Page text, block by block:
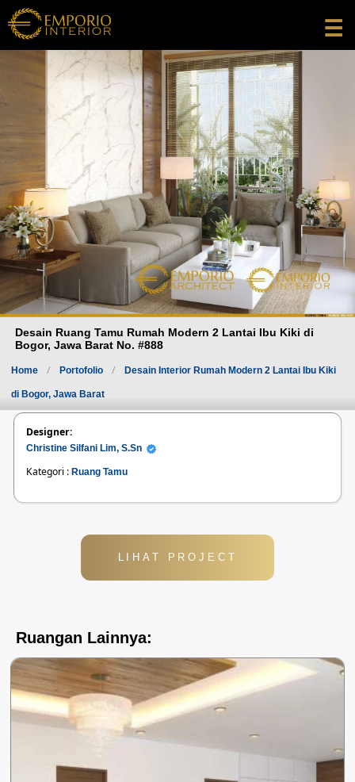
☰
Desain Ruang Tamu Rumah Modern 2 Lantai Ibu Kiki di
Bogor, Jawa Barat No. #888
Home Portofolio Desain Interior Rumah Modern 2 Lantai Ibu Kiki
di Bogor, Jawa Barat
Designer:
Christine Silfani Lim, S.Sn
Kategori : Ruang Tamu
LIHAT PROJECT
Ruangan Lainnya: